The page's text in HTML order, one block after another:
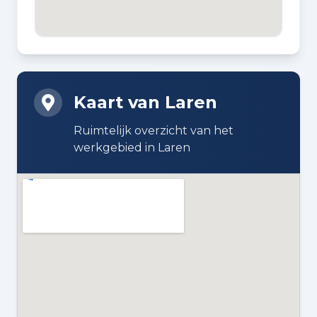
ISOLATIE
Cv-ketel
Cv-ketel
Kaart van Laren
Ruimtelijk overzicht van het
werkgebied in Laren